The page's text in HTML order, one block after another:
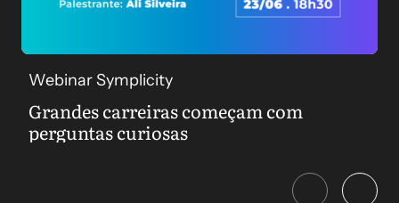
Grandes carreiras começam com
perguntas curiosas
Webinar Symplicity